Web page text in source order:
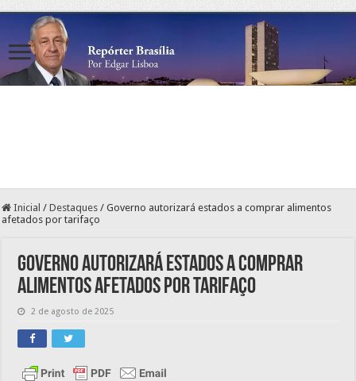
Inicial / Destaques / Governo autorizará estados a comprar alimentos
afetados por tarifaço
Governo autorizará estados a comprar
alimentos afetados por tarifaço
2 de agosto de 2025